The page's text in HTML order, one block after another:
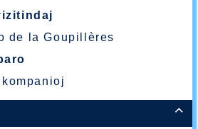
de la Goupillères
